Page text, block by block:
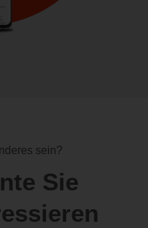
sein?
Sie